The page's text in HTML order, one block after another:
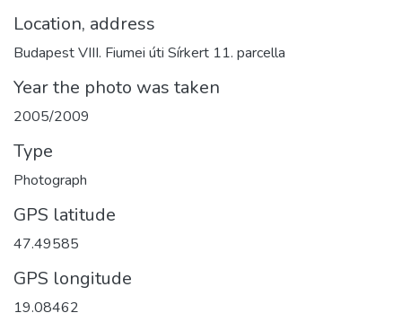
Location, address
Budapest VIII. Fiumei úti Sírkert 11. parcella
Year the photo was taken
2005/2009
Type
Photograph
GPS latitude
47.49585
GPS longitude
19.08462